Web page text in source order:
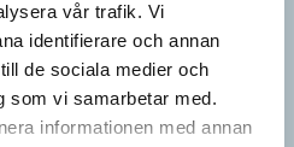
vår trafik. Vi
identifierare och annan
de sociala medier och
som vi samarbetar med.
informationen med annan
till påsk!
erbjudande. Just nu kan du ge
för bara 99 kronor! Du kan